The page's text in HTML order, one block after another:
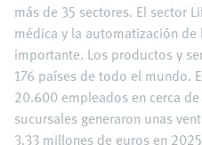
más de 35 sectores. El sector
médica y la automatización
importante. Los productos y
176 países de todo el mundo.
20.600 empleados en cerca
sucursales generaron unas
3.33 millones de euros en